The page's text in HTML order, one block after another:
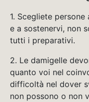
1. Scegliete
e a sostenervi, non
tutti i preparativi.
2. Le damigelle
quanto voi nel
difficoltà nel dover
non possono o non